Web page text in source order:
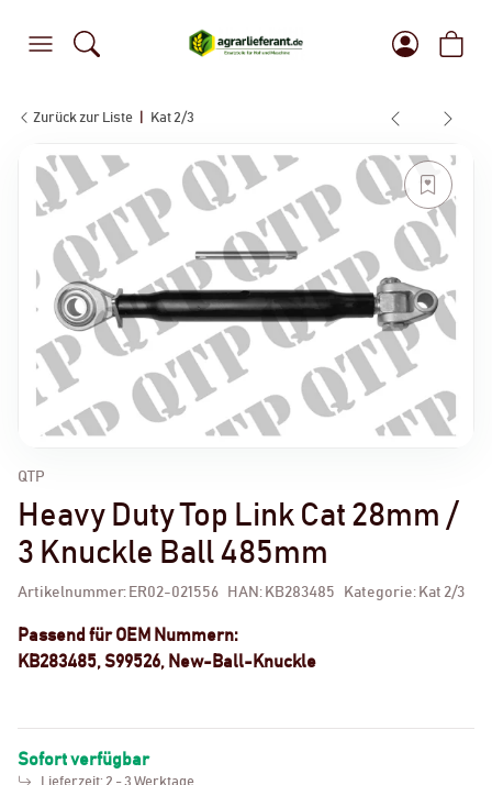
Zurück zur Liste Kat 2/3
QTP
Heavy Duty Top Link Cat 28mm /
3 Knuckle Ball 485mm
Artikelnummer: ER02-021556 HAN: KB283485 Kategorie: Kat 2/3
Passend für OEM Nummern:
KB283485, S99526, New-Ball-Knuckle
Sofort verfügbar